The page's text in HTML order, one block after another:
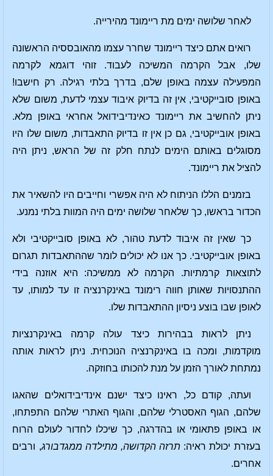
לאחר שלושה ימים מת ריימונד מהירייה.
רואים אתם כיצד ריימונד שחרר עצמו מהאובססיה הראשונה
שלו, אבל הקרמה המשיכה לעבוד. זוהי דוגמא לקרמה
המפעילה עצמה באופן שלם, בדרך בלתי רגילה. רק חישבו!
באופן סובייקטיבי, אין זה בדיוק איבוד עצמי לדעת, משום שלא
ניתן להחשיב את ריימונד כאינדיבידואל אחראי באופן מלא.
באופן אובייקטיבי, גם כן אין זו בדיוק התאבדות, משום שלו היו
מסוגלים באותם הימים לנתח חלק זה של הראש, ניתן היה
להציל את ריימונד.
בזמנים הללו הניתוח לא היה אפשרי וחייבים היו להשאיר את
הכדור בראשו, כך שלאחר שלושה ימים היה המוות בלתי נמנע.
כך שאין זה איבוד לדעת טהור, לא באופן סובייקטיבי ולא
באופן אובייקטיבי. כך אנו לא יכולים לומר שההתאבדות תגרום
לתוצאות קרמתיות. הקרמה לא ממשיכה: היא אוזנה בידי
ההתנסויות שאותן חווה רימונד באינקרנציה זו עד למותו, עד
לאופן שבו בוצע ניסיון ההתאבדות שלו.
ניתן לראות בבהירות כיצד עולה קרמה באינקרנציות
מוקדמות, ומכה בו באינקרנציה הנוכחית. ניתן לראות אותה
נמתחת לאורך הזמן על מנת להכותו בחוזקה.
ועתה, קודם כל, ראינו כיצד ישנם אינדיבידואלים שהאגו
שלהם, הגוף האסטרלי שלהם, והגוף האתרי שלהם התפתחו,
או באופן פתאומי או בהדרגה, כך שיכלו לחדור לעולם הרוח
בעזרת יכולת ראיה: תרזה הקדושה, מתילדה ממגדבורג, ורבים
אחרים.